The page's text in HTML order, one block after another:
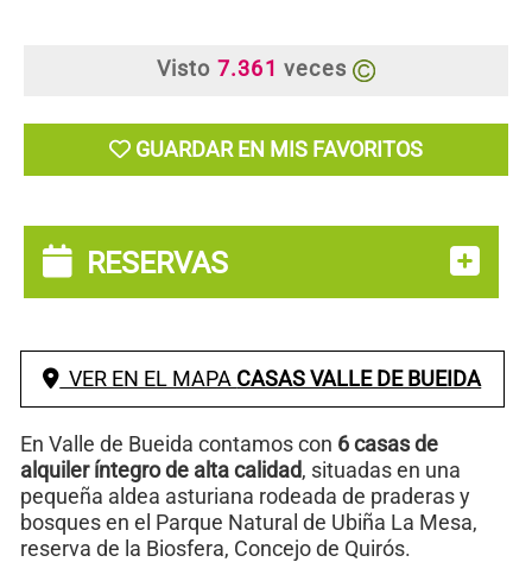
Visto 7.361 veces
GUARDAR EN MIS FAVORITOS
RESERVAS
VER EN EL MAPA CASAS VALLE DE BUEIDA
En Valle de Bueida contamos con 6 casas de
alquiler íntegro de alta calidad, situadas en una
pequeña aldea asturiana rodeada de praderas y
bosques en el Parque Natural de Ubiña La Mesa,
reserva de la Biosfera, Concejo de Quirós.